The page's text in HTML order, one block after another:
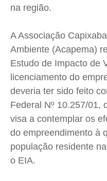
na região.
A Associação
Ambiente (Acapema)
Estudo de Impacto de
licenciamento do
deveria ter sido feito
Federal Nº 10.257/01,
visa a contemplar os
do empreendimento à
população residente
o EIA.